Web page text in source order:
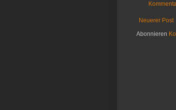
Neuerer Post
Abonnieren